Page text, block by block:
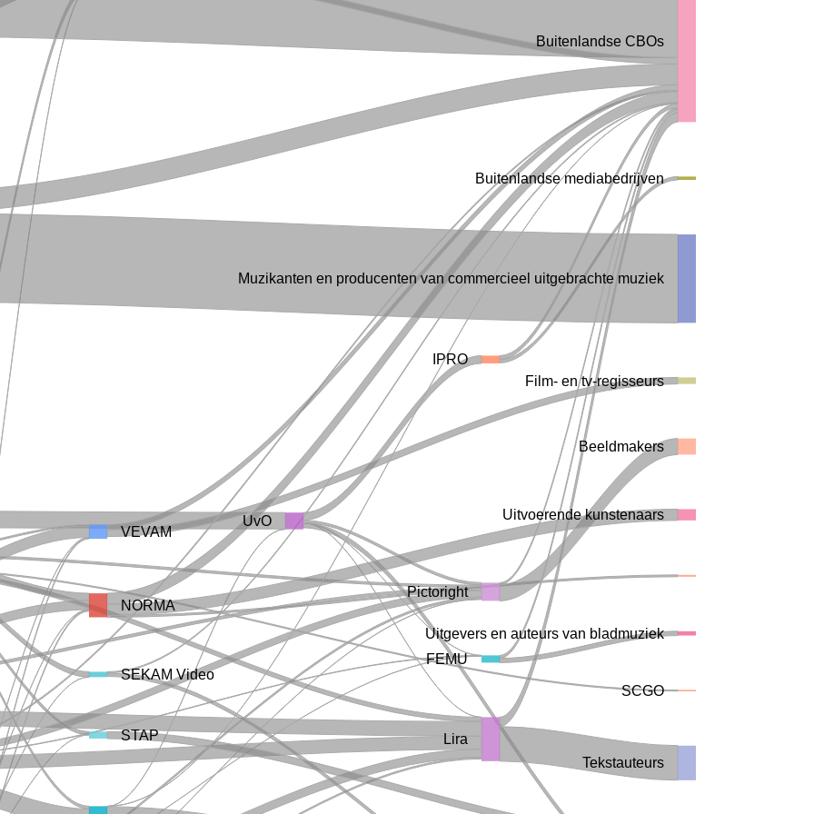
VEVAM
NORMA
UvO
Lira
Pictoright
FEMU
SEKAM Video
STAP
SCGO
IPRO
Beeldmakers
Buitenlandse mediabedrijven
Film- en tv-regisseurs
Muzikanten en producenten van commercieel uitgebrachte muziek
Tekstauteurs
Uitgevers en auteurs van bladmuziek
Uitvoerende kunstenaars
Buitenlandse CBOs